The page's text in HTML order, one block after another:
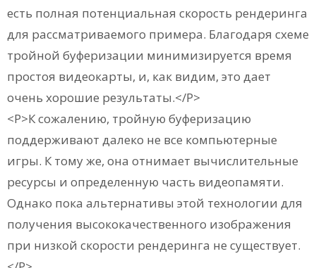
есть полная потенциальная скорость рендеринга
для рассматриваемого примера. Благодаря схеме
тройной буферизации минимизируется время
простоя видеокарты, и, как видим, это дает
очень хорошие результаты.</P>
<P>К сожалению, тройную буферизацию
поддерживают далеко не все компьютерные
игры. К тому же, она отнимает вычислительные
ресурсы и определенную часть видеопамяти.
Однако пока альтернативы этой технологии для
получения высококачественного изображения
при низкой скорости рендеринга не существует.